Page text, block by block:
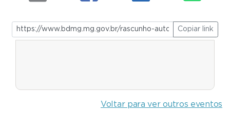
Copiar link
Voltar para ver outros eventos